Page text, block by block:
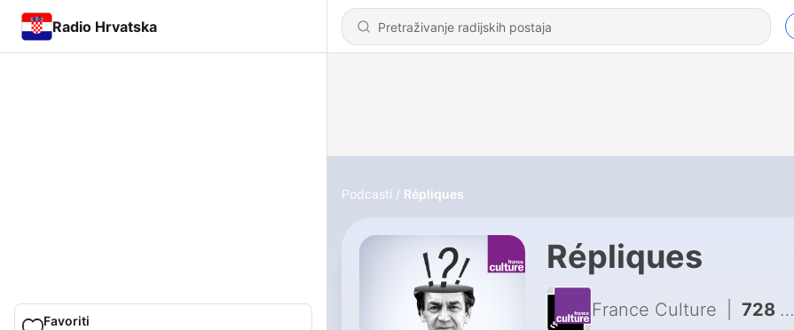
Radio Hrvatska
Favoriti
Podcasti Répliques
Répliques
France Culture 728 - David en majesté